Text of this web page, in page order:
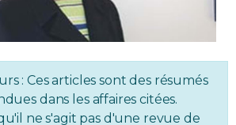
: Ces articles sont des résumés
dans les affaires citées.
ne s'agit pas d'une revue de